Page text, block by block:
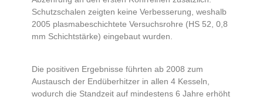
Schutzschalen zeigten keine Verbesserung, weshalb
2005 plasmabeschichtete Versuchsrohre (HS 52, 0,8
mm Schichtstärke) eingebaut wurden.
Die positiven Ergebnisse führten ab 2008 zum
Austausch der Endüberhitzer in allen 4 Kesseln,
wodurch die Standzeit auf mindestens 6 Jahre erhöht